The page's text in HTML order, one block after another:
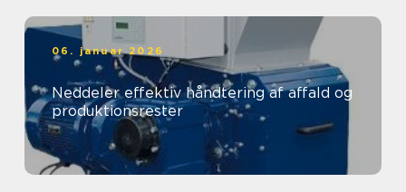
06. januar 2026
Neddeler effektiv håndtering af affald og
produktionsrester